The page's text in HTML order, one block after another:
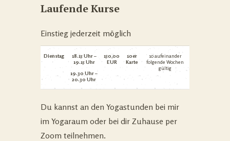
Laufende Kurse
Einstieg jederzeit möglich
Dienstag
18.15 Uhr –
19.15 Uhr
19.30 Uhr –
20.30 Uhr
150,00
EUR
10er
Karte
10 aufeinander
folgende Wochen
gültig
Du kannst an den Yogastunden bei mir
im Yogaraum oder bei dir Zuhause per
Zoom teilnehmen.